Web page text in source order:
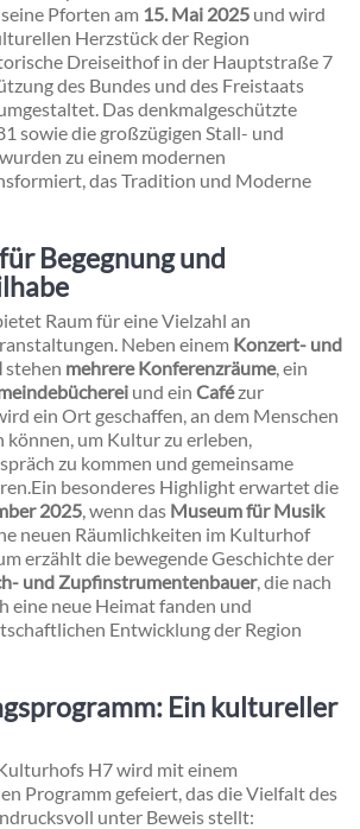
Pforten am 15. Mai 2025 und wird
Herzstück der Region
Dreiseithof in der Hauptstraße 7
des Bundes und des Freistaats
Das denkmalgeschützte
sowie die großzügigen Stall- und
zu einem modernen
das Tradition und Moderne
Begegnung und
Raum für eine Vielzahl an
Neben einem Konzert- und
stehen mehrere Konferenzräume, ein
und ein Cafézur
ein Ort geschaffen, an dem Menschen
können, um Kultur zu erleben,
zu kommen und gemeinsame
Ein besonderes Highlight erwartet die
2025, wenn das Museum für Musik
neuen Räumlichkeiten im Kulturhof
erzählt die bewegende Geschichte der
und Zupfinstrumentenbauer, die nach
eine neue Heimat fanden und
Entwicklung der Region
Ein kultureller
H7 wird mit einem
Programm gefeiert, das die Vielfalt des
unter Beweis stellt: